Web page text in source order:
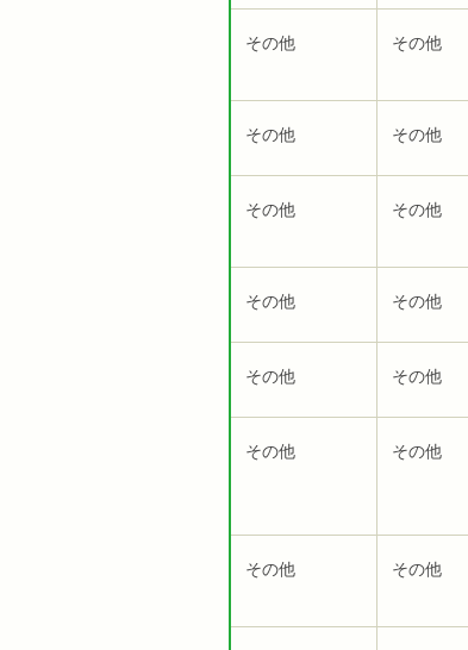
その他 その他
その他 その他
その他 その他
その他 その他
その他 その他
その他 その他
その他 その他